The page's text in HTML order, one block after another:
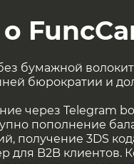
бумажной
бюрократии и
через Telegram
пополнение
получение 3DS
для B2B клиентов.